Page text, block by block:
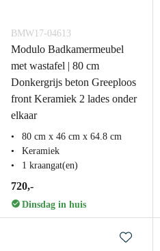
BMW17-04613
Modulo Badkamermeubel
met wastafel | 80 cm
Donkergrijs beton Greeploos
front Keramiek 2 lades onder
elkaar
80 cm x 46 cm x 64.8 cm
Keramiek
1 kraangat(en)
720,-
Dinsdag in huis